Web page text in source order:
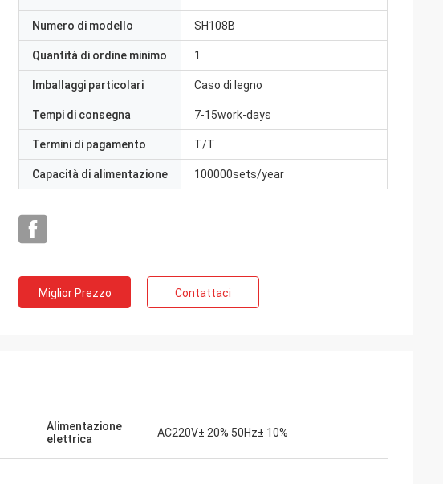
Numero di modello SH108B
Quantità di ordine minimo 1
Imballaggi particolari Caso di legno
Tempi di consegna 7-15work-days
Termini di pagamento T/T
Capacità di alimentazione 100000sets/year
Miglior Prezzo Contattaci
Alimentazione
elettrica
AC220V± 20% 50Hz± 10%